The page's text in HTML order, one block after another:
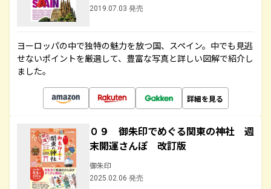
2019.07.03 発売
ヨーロッパの中で独特の魅力を放つ国、スペイン。中でも見逃
せないポイントを厳選して、豊富な写真と詳しい図解で紹介し
ました。
詳細を見る
０９ 御朱印でめぐる関東の神社 週
末開運さんぽ 改訂版
御朱印
2025.02.06 発売